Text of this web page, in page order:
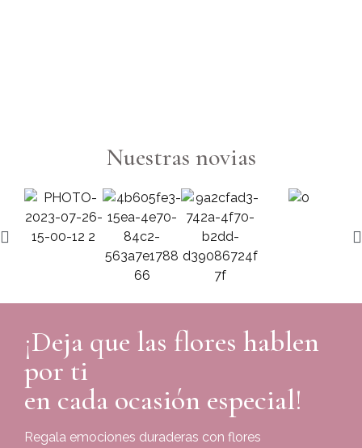
Nuestras novias
¡Deja que las flores hablen
por ti
en cada ocasión especial!
Regala emociones duraderas con flores